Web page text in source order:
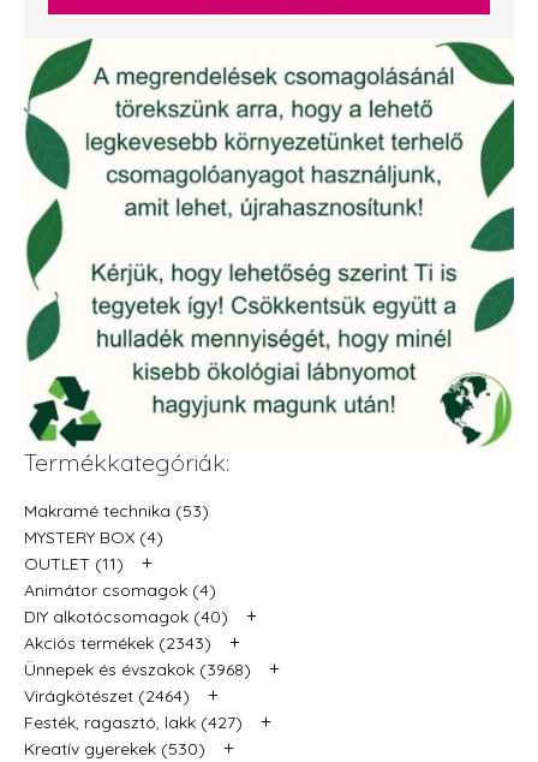
Termékkategóriák:
Makramé technika (53)
MYSTERY BOX (4)
OUTLET (11)
+
Animátor csomagok (4)
DIY alkotócsomagok (40)
+
Akciós termékek (2343) +
Ünnepek és évszakok (3968) +
Virágkötészet (2464) +
Festék, ragasztó, lakk (427) +
Kreatív gyerekek (530) +